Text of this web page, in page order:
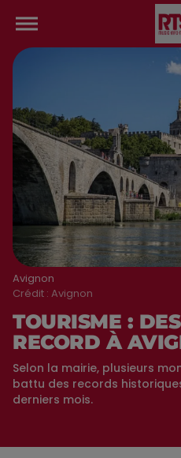
Avignon
Crédit : Avignon
TOURISME :
RECORD À
Selon la mairie, plusieurs
battu des records
derniers mois.